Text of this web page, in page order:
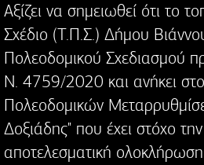
Αξίζει να σημειωθεί ότι το
Σχέδιο (Τ.Π.Σ.) Δήμου
Πολεοδομικού Σχεδιασμού
Ν. 4759/2020 και ανήκει
Πολεοδομικών
Δοξιάδης" που έχει στόχο
αποτελεσματική